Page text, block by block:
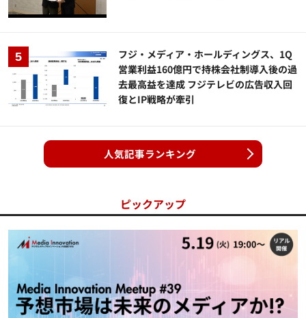
フジ・メディア・ホールディングス、1Q
営業利益160億円で持株会社制導入後の過
去最高益を達成 フジテレビの広告収入回
復とIP戦略が牽引
人気記事ランキング
ピックアップ